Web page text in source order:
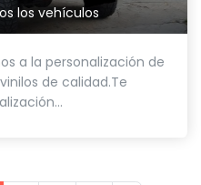
los vehículos
a la personalización de
de calidad.Te